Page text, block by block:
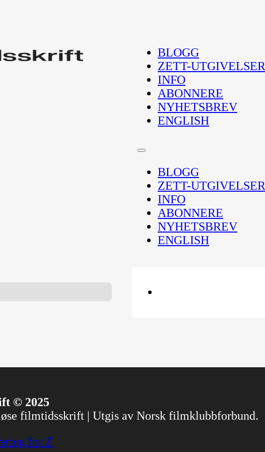
BLOGG
ZETT-UTGIVELSER
INFO
ABONNERE
NYHETSBREV
ENGLISH
BLOGG
ZETT-UTGIVELSER
INFO
ABONNERE
NYHETSBREV
ENGLISH
© 2025
filmtidsskrift | Utgis av Norsk filmklubbforbund.
for Z